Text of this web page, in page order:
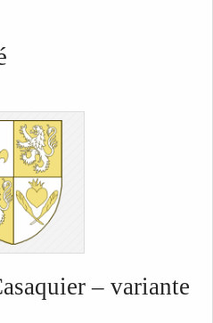
– variante